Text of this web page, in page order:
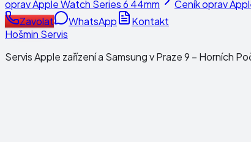
opravApple Watch Series 6 44mm Ceník oprav
Zavolat
WhatsApp
Kontakt
Hošmin Servis
Servis Apple zařízení a Samsung v Praze 9 – Horních